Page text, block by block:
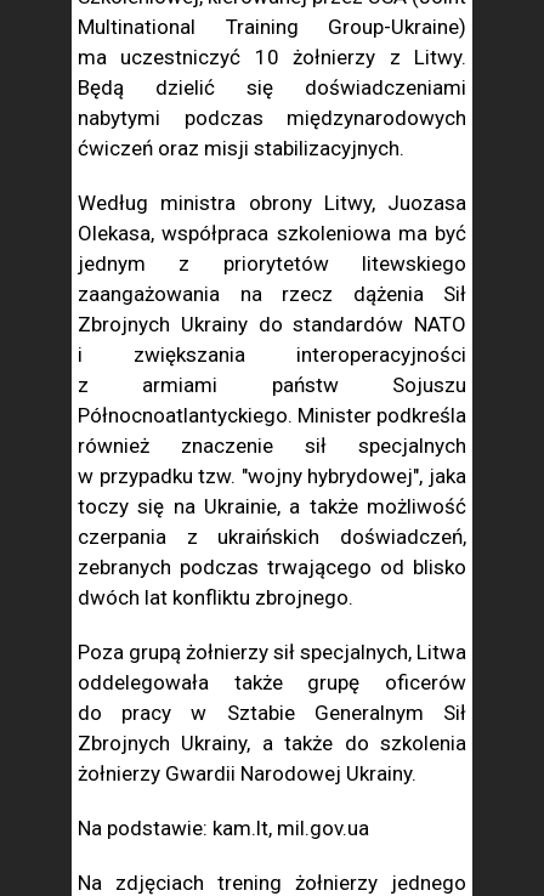
Multinational Training Group-Ukraine)
ma uczestniczyć 10 żołnierzy z Litwy.
Będą dzielić się doświadczeniami
nabytymi podczas międzynarodowych
ćwiczeń oraz misji stabilizacyjnych.
Według ministra obrony Litwy, Juozasa
Olekasa, współpraca szkoleniowa ma być
jednym z priorytetów litewskiego
zaangażowania na rzecz dążenia Sił
Zbrojnych Ukrainy do standardów NATO
i zwiększania interoperacyjności
z armiami państw Sojuszu
Północnoatlantyckiego. Minister podkreśla
również znaczenie sił specjalnych
w przypadku tzw. "wojny hybrydowej", jaka
toczy się na Ukrainie, a także możliwość
czerpania z ukraińskich doświadczeń,
zebranych podczas trwającego od blisko
dwóch lat konfliktu zbrojnego.
Poza grupą żołnierzy sił specjalnych, Litwa
oddelegowała także grupę oficerów
do pracy w Sztabie Generalnym Sił
Zbrojnych Ukrainy, a także do szkolenia
żołnierzy Gwardii Narodowej Ukrainy.
Na podstawie: kam.lt, mil.gov.ua
Na zdjęciach trening żołnierzy jednego